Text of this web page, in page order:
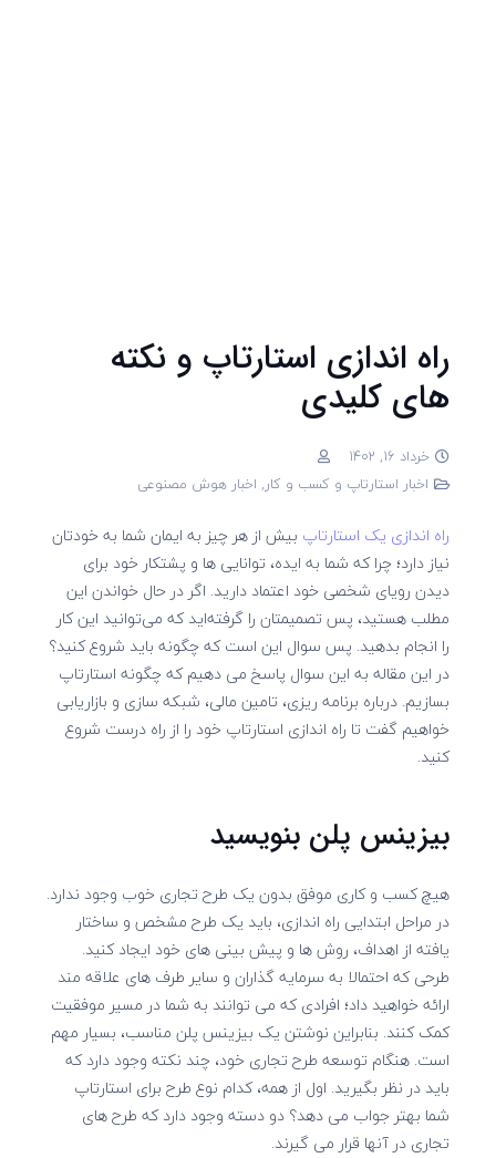
راه اندازی استارتاپ و نکته
های کلیدی
خرداد 16, 1402
اخبار استارتاپ و کسب و کار, اخبار هوش مصنوعی
راه اندازی یک استارتاپ بیش از هر چیز به ایمان شما به خودتان
نیاز دارد؛ چرا که شما به ایده، توانایی ها و پشتکار خود برای
دیدن رویای شخصی خود اعتماد دارید. اگر در حال خواندن این
مطلب هستید، پس تصمیمتان را گرفته‌اید که می‌توانید این کار
را انجام بدهید. پس سوال این است که چگونه باید شروع کنید؟
در این مقاله به این سوال پاسخ می دهیم که چگونه استارتاپ
بسازیم. درباره برنامه ریزی، تامین مالی، شبکه سازی و بازاریابی
خواهیم گفت تا راه اندازی استارتاپ خود را از راه درست شروع
کنید.
بیزینس پلن بنویسید
هیچ کسب و کاری موفق بدون یک طرح تجاری خوب وجود ندارد.
در مراحل ابتدایی راه اندازی، باید یک طرح مشخص و ساختار
یافته از اهداف، روش ها و پیش بینی های خود ایجاد کنید.
طرحی که احتمالا به سرمایه گذاران و سایر طرف های علاقه مند
ارائه خواهید داد؛ افرادی که می توانند به شما در مسیر موفقیت
کمک کنند. بنابراین نوشتن یک بیزینس پلن مناسب، بسیار مهم
است. هنگام توسعه طرح تجاری خود، چند نکته وجود دارد که
باید در نظر بگیرید. اول از همه، کدام نوع طرح برای استارتاپ
شما بهتر جواب می دهد؟ دو دسته وجود دارد که طرح های
تجاری در آنها قرار می گیرند.